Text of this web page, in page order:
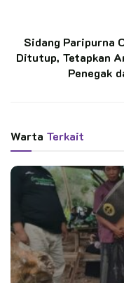
Petani
Dalam sambutannya,
bahwa generasi muda,
Pandega, memiliki
Medan. Menurutnya,
fase yang sarat dengan
besar untuk
Sidang Paripurna
Ditutup, Tetapkan
Penegak
Warta Terkait